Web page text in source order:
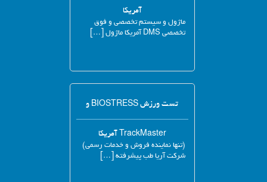
آمریکا
ماژول و سیستم تخصصی و فوق
تخصصی DMS آمریکا ماژول […]
تست ورزش BIOSTRESS و
TrackMaster آمریکا
(تنها نماینده فروش و خدمات رسمی)
شرکت آریا طب پیشرفته […]